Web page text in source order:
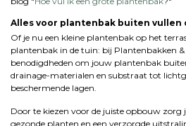
Alles voor plantenbak buiten vullen
Of je nu een kleine plantenbak op het
plantenbak in de tuin: bij Plantenbakken &
benodigdheden om jouw plantenbak
drainage-materialen en substraat tot
beschermende lagen.
Door te kiezen voor de juiste opbouw zorg
gezonde planten en een verzorgde